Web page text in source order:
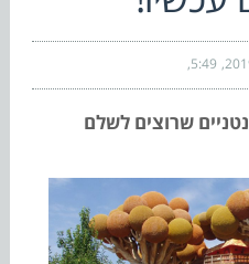
5:49
שרוצים לשלם